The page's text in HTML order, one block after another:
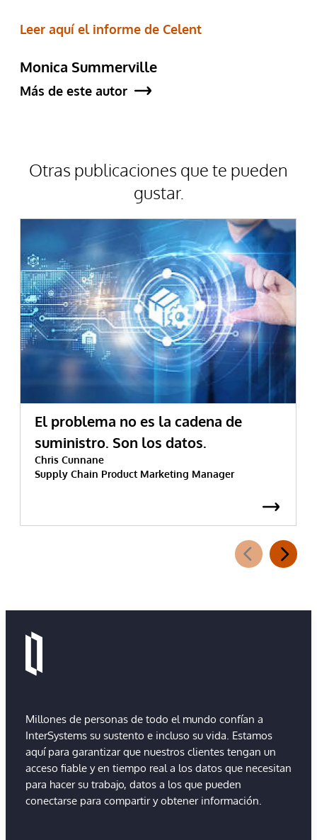
Leer aquí el informe de Celent
Monica Summerville
Más de este autor
Otras publicaciones que te pueden
gustar.
El problema no es la cadena de
suministro. Son los datos.
Chris Cunnane
Supply Chain Product Marketing Manager
Millones de personas de todo el mundo confían a
InterSystems su sustento e incluso su vida. Estamos
aquí para garantizar que nuestros clientes tengan un
acceso fiable y en tiempo real a los datos que necesitan
para hacer su trabajo, datos a los que pueden
conectarse para compartir y obtener información.